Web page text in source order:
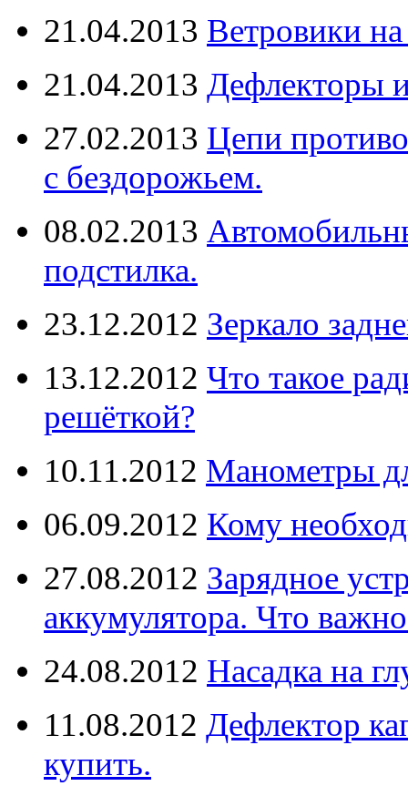
21.04.2013 Ветровики
21.04.2013 Дефлекторы
27.02.2013 Цепи
с бездорожьем.
08.02.2013
подстилка.
23.12.2012 Зеркало
13.12.2012 Что такое
решёткой?
10.11.2012 Манометры
06.09.2012 Кому
27.08.2012 Зарядное
аккумулятора. Что
24.08.2012 Насадка на
11.08.2012 Дефлектор
купить.